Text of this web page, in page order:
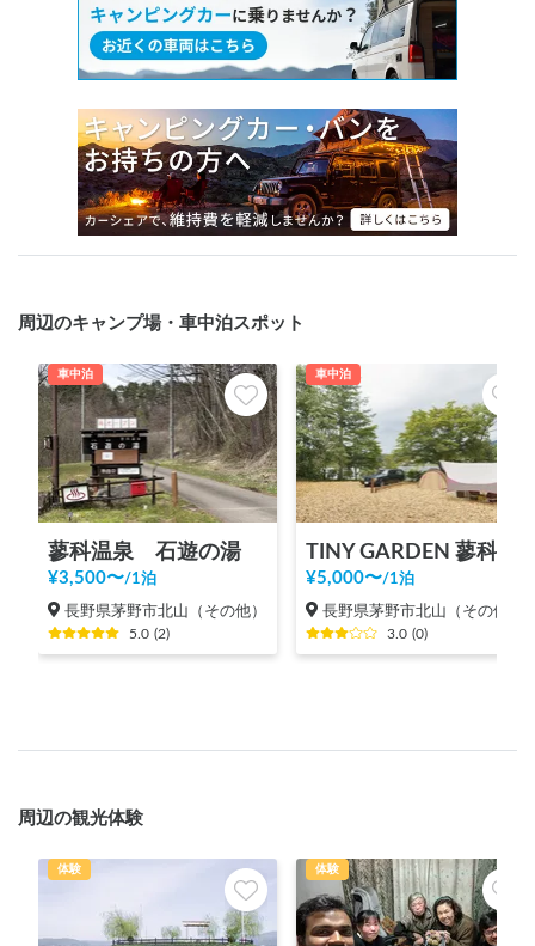
周辺のキャンプ場・車中泊スポット
車中泊
蓼科温泉 石遊の湯
¥3,500〜/1泊
長野県茅野市北山（その他）
5.0 (2)
車中泊
TINY GARDEN 蓼科
¥5,000〜/1泊
長野県茅野市北山（その他）
3.0 (0)
周辺の観光体験
体験 体験